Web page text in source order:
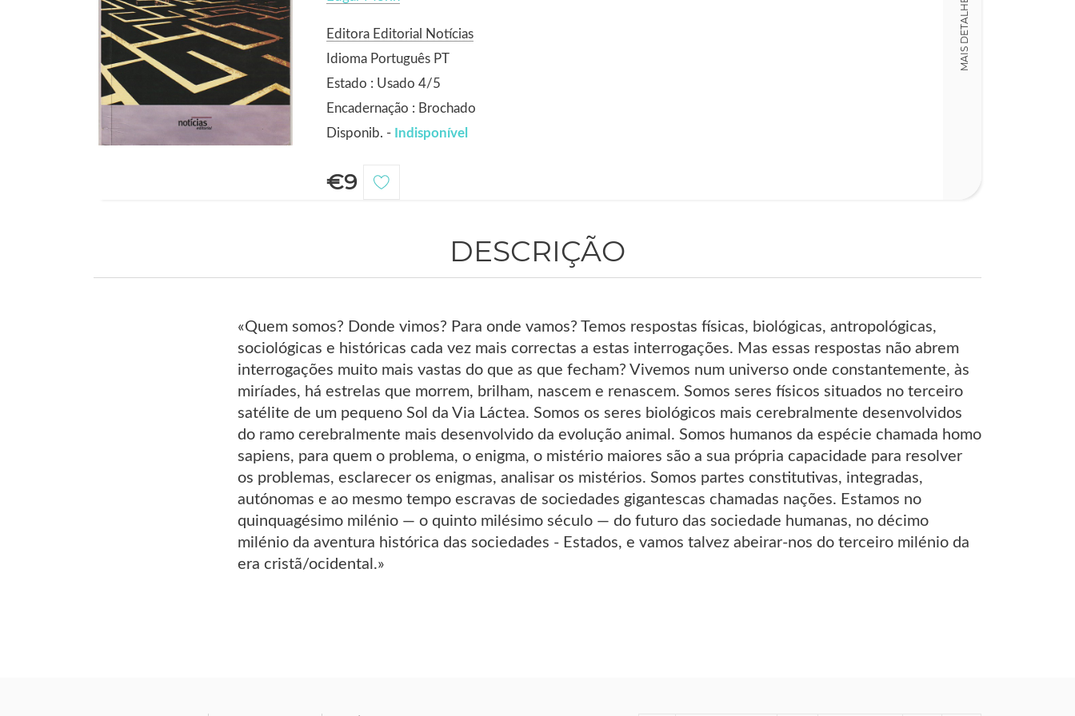
Editora Editorial Notícias
Idioma Português PT
Estado : Usado 4/5
Encadernação : Brochado
Disponib. - Indisponível
€9
MAIS DETALHES
DESCRIÇÃO
«Quem somos? Donde vimos? Para onde vamos? Temos respostas físicas, biológicas, antropológicas,
sociológicas e históricas cada vez mais correctas a estas interrogações. Mas essas respostas não abrem
interrogações muito mais vastas do que as que fecham? Vivemos num universo onde constantemente, às
miríades, há estrelas que morrem, brilham, nascem e renascem. Somos seres físicos situados no terceiro
satélite de um pequeno Sol da Via Láctea. Somos os seres biológicos mais cerebralmente desenvolvidos
do ramo cerebralmente mais desenvolvido da evolução animal. Somos humanos da espécie chamada homo
sapiens, para quem o problema, o enigma, o mistério maiores são a sua própria capacidade para resolver
os problemas, esclarecer os enigmas, analisar os mistérios. Somos partes constitutivas, integradas,
autónomas e ao mesmo tempo escravas de sociedades gigantescas chamadas nações. Estamos no
quinquagésimo milénio — o quinto milésimo século — do futuro das sociedade humanas, no décimo
milénio da aventura histórica das sociedades - Estados, e vamos talvez abeirar-nos do terceiro milénio da
era cristã/ocidental.»